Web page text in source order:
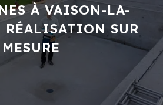
À VAISON-LA-
RÉALISATION SUR
MESURE